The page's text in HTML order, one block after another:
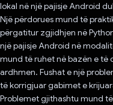
lokal në një pajisje Android
Një përdorues mund të
përgatitur zgjidhjen në
një pajisje Android në
mund të ruhet në bazën e të
ardhmen. Fushat e një
të korrigjuar gabimet e
Problemet gjithashtu mund